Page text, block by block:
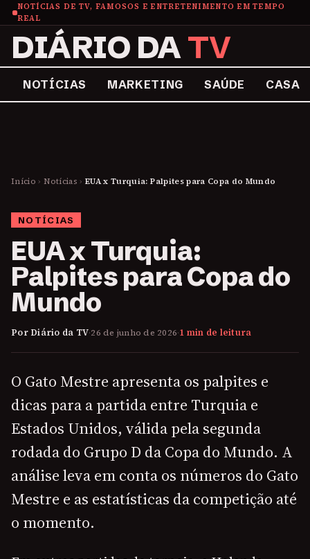
NOTÍCIAS DE TV, FAMOSOS E ENTRETENIMENTO EM TEMPO
REAL
DIÁRIO DATV
NOTÍCIAS MARKETING SAÚDE CASA
Início › Notícias › EUA x Turquia: Palpites para Copa do Mundo
NOTÍCIAS
EUA x Turquia:
Palpites para Copa do
Mundo
Por Diário da TV·26 de junho de 2026·1 min de leitura
O Gato Mestre apresenta os palpites e
dicas para a partida entre Turquia e
Estados Unidos, válida pela segunda
rodada do Grupo D da Copa do Mundo. A
análise leva em conta os números do Gato
Mestre e as estatísticas da competição até
o momento.